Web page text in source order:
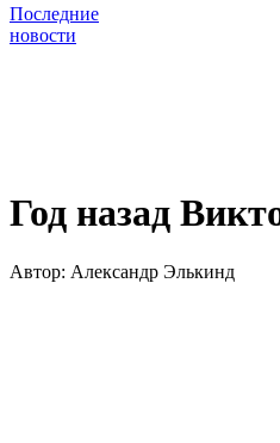
Последние
новости
Год назад
Автор: Александр Элькинд